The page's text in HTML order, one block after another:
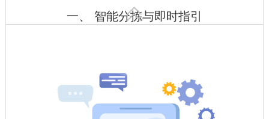
一、 智能分拣与即时指引
